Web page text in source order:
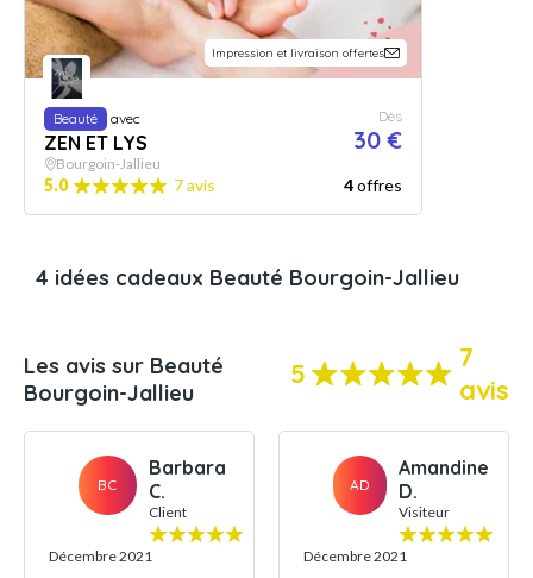
Impression et livraison offertes
Beauté avec
ZEN ET LYS
Dès
30 €
Bourgoin-Jallieu
5.0 7 avis 4offres
4 idées cadeaux Beauté Bourgoin-Jallieu
Les avis sur Beauté
Bourgoin-Jallieu
5
7
avis
BC
Barbara
C.
Client
Décembre 2021
AD
Amandine
D.
Visiteur
Décembre 2021